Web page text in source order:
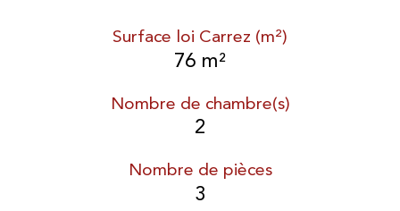
Surface loi Carrez (m²)
76 m²
Nombre de chambre(s)
2
Nombre de pièces
3